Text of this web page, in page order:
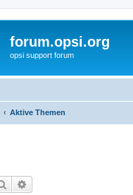
forum.opsi.org
opsi support forum
Aktive Themen
Suche